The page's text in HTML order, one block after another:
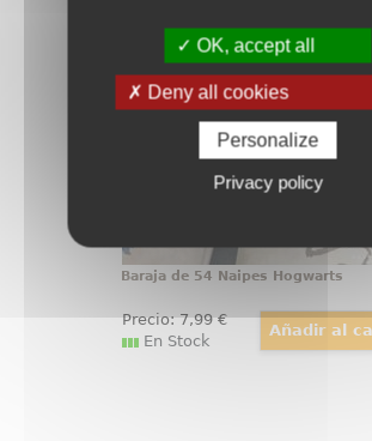
de Harry Potter con esta
baraja de 54 naipes. El
perfecto para todos los
Hogwarts, esta baraja te
revivir todas las
Harry y sus amigos en
Baraja de 54 Naipes Hogwarts
Precio: 7,99€
En Stock
OK, accept all
Deny all cookies
Personalize
Privacy policy